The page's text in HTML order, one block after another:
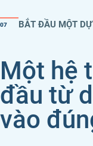
07 BẮT ĐẦU MỘT
Một hệ
đầu từ
vào